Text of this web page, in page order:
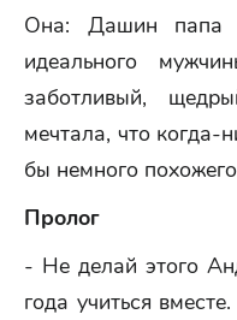
Она: Дашин папа
идеального
заботливый,
мечтала, что когда-
бы немного
Пролог
- Не делай этого
года учиться